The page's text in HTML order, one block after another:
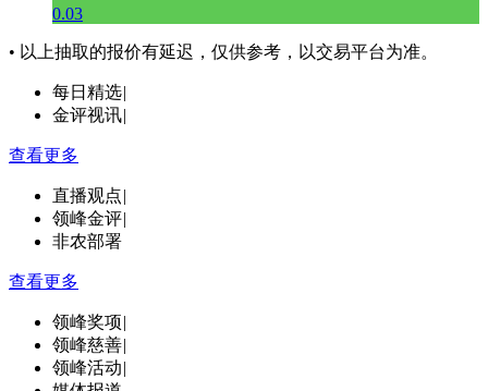
0.03
• 以上抽取的报价有延迟，仅供参考，以交易平台为准。
每日精选|
金评视讯|
查看更多
直播观点|
领峰金评|
非农部署
查看更多
领峰奖项|
领峰慈善|
领峰活动|